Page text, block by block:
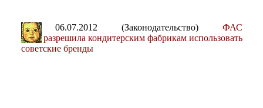
06.07.2012 (Законодательство) ФАС
разрешила кондитерским фабрикам использовать
советские бренды